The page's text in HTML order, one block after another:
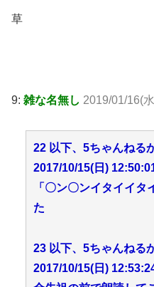
草
9: 雑な名無し 2019/01/16(
22 以下、5ちゃんねる
2017/10/15(日)
「〇ン〇ンイタイイ
た
23 以下、5ちゃんねる
2017/10/15(日)